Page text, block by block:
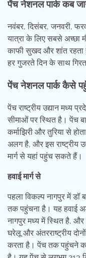
पेंच नेशनल पार्क कब
नवंबर, दिसंबर, जनवरी,
यात्रा के लिए सबसे अच्छा
काफी सुखद और शांत रहता
हर गुजरते दिन के साथ
पेंच नेशनल पार्क कैसे
पेंच राष्ट्रीय उद्यान मध्य
सीमाओं पर स्थित है। पेंच
कर्माझिरी और तुरिया से
अलग है, और इस राष्ट्रीय
मार्ग से यहां पहुंच सकते हैं।
हवाई मार्ग से
पहला विकल्प नागपुर में डॉ
तक पहुंचना है। यह हवाई
नागपुर मध्य में स्थित है, और
घरेलू और अंतरराष्ट्रीय
करता है। पेंच तक पहुंचने